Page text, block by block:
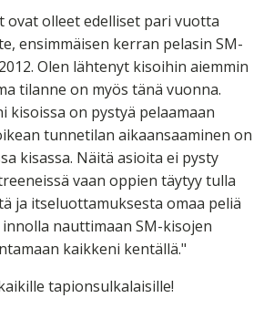
ovat olleet edelliset pari vuotta
ensimmäisen kerran pelasin SM-
Olen lähtenyt kisoihin aiemmin
tilanne on myös tänä vuonna.
kisoissa on pystyä pelaamaan
tunnetilan aikaansaaminen on
kisassa. Näitä asioita ei pysty
vaan oppien täytyy tulla
ja itseluottamuksesta omaa peliä
nauttimaan SM-kisojen
kaikkeni kentällä."
tapionsulkalaisille!